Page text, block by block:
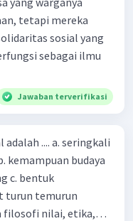
tetapi mereka
sosial yang
sebagai ilmu
Jawaban terverifikasi
.... a. seringkali
kemampuan budaya
c. bentuk
turun temurun
filosofi nilai, etika,